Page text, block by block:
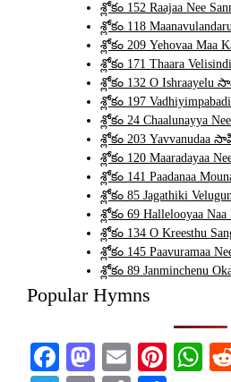
శ్లోకం 152 Raajaa Nee
శ్లోకం 118
శ్లోకం 209 Yehovaa
శ్లోకం 171 Thaara
శ్లోకం 132 O Ishraayelu
శ్లోకం 197
శ్లోకం 24 Chaalunayya
శ్లోకం 203 Yavvanudaa
శ్లోకం 120 Maaradayaa
శ్లోకం 141 Paadanaa
శ్లోకం 85 Jagathiki
శ్లోకం 69 Hallelooyaa
శ్లోకం 134 O Kreesthu
శ్లోకం 145 Paavuramaa
శ్లోకం 89 Janminchenu
Popular Hymns
Facebook
Mastodon
Email